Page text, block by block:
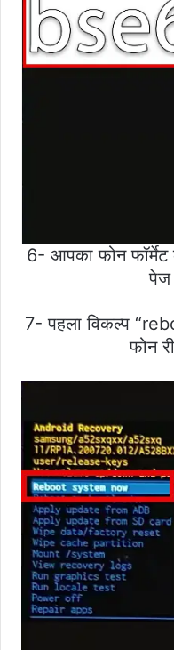
6- आपका फोन
पेज
7- पहला विकल्प
फोन